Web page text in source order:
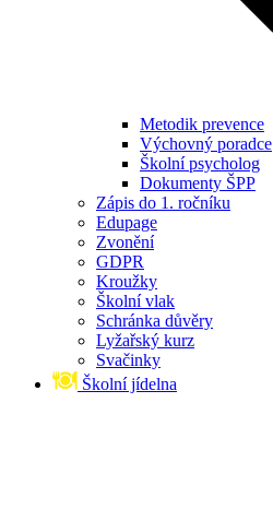
Metodik prevence
Výchovný poradce
Školní psycholog
Dokumenty ŠPP
Zápis do 1. ročníku
Edupage
Zvonění
GDPR
Kroužky
Školní vlak
Schránka důvěry
Lyžařský kurz
Svačinky
Školní jídelna